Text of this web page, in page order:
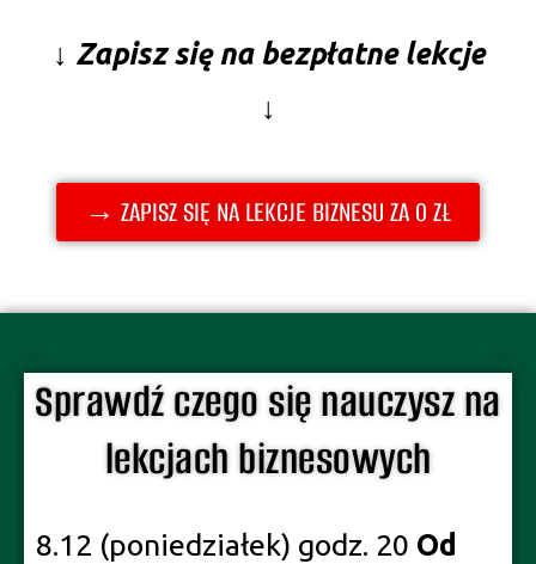
↓ Zapisz się na bezpłatne lekcje
↓
→ ZAPISZ SIĘ NA LEKCJE BIZNESU ZA 0 ZŁ
Sprawdź czego się nauczysz na
lekcjach biznesowych
8.12 (poniedziałek) godz. 20 Od